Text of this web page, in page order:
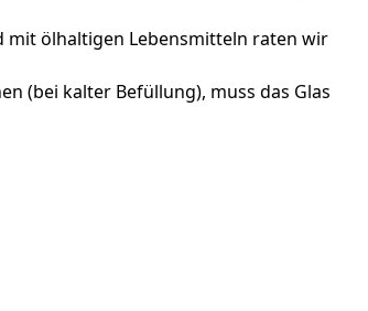
mit ölhaltigen Lebensmitteln raten wir
(bei kalter Befüllung), muss das Glas